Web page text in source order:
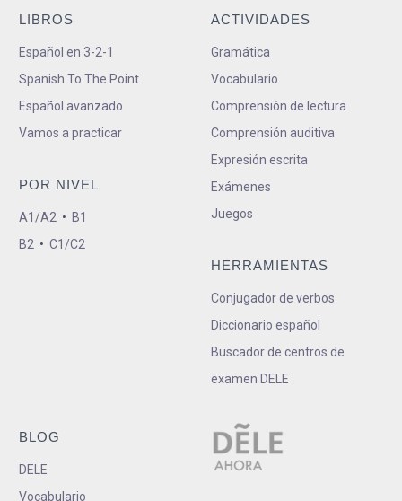
LIBROS
Español en 3-2-1
Spanish To The Point
Español avanzado
Vamos a practicar
POR NIVEL
A1/A2 • B1
B2 • C1/C2
ACTIVIDADES
Gramática
Vocabulario
Comprensión de lectura
Comprensión auditiva
Expresión escrita
Exámenes
Juegos
HERRAMIENTAS
Conjugador de verbos
Diccionario español
Buscador de centros de
examen DELE
BLOG
DELE
Vocabulario